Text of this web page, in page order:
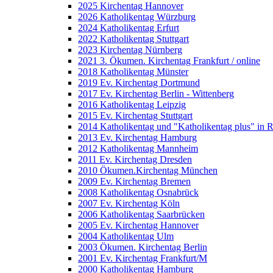
2025 Kirchentag Hannover
2026 Katholikentag Würzburg
2024 Katholikentag Erfurt
2022 Katholikentag Stuttgart
2023 Kirchentag Nürnberg
2021 3. Ökumen. Kirchentag Frankfurt / online
2018 Katholikentag Münster
2019 Ev. Kirchentag Dortmund
2017 Ev. Kirchentag Berlin - Wittenberg
2016 Katholikentag Leipzig
2015 Ev. Kirchentag Stuttgart
2014 Katholikentag und "Katholikentag plus" in
2013 Ev. Kirchentag Hamburg
2012 Katholikentag Mannheim
2011 Ev. Kirchentag Dresden
2010 Ökumen.Kirchentag München
2009 Ev. Kirchentag Bremen
2008 Katholikentag Osnabrück
2007 Ev. Kirchentag Köln
2006 Katholikentag Saarbrücken
2005 Ev. Kirchentag Hannover
2004 Katholikentag Ulm
2003 Ökumen. Kirchentag Berlin
2001 Ev. Kirchentag Frankfurt/M
2000 Katholikentag Hamburg